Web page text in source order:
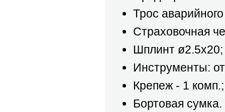
Трос
Страховочная
Шплинт ø2.5х20;
Инструменты:
Крепеж - 1 комп.;
Бортовая сумка.